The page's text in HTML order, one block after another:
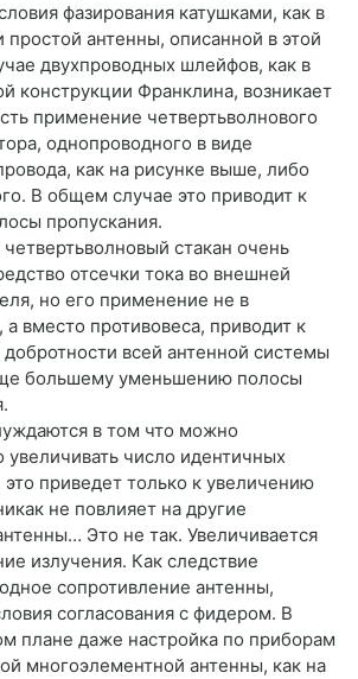
фазирования катушками, как в
простой антенны, описанной в этой
двухпроводных шлейфов, как в
конструкции Франклина, возникает
применение четвертьволнового
однопроводного в виде
как на рисунке выше, либо
В общем случае это приводит к
пропускания.
стакан очень
отсечки тока во внешней
но его применение не в
вместо противовеса, приводит к
всей антенной системы
большему уменьшению полосы
в том что можно
увеличивать число идентичных
приведет только к увеличению
не повлияет на другие
Это не так. Увеличивается
излучения. Как следствие
сопротивление антенны,
согласования с фидером. В
плане даже настройка по приборам
многоэлементной антенны, как на